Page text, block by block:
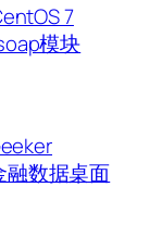
7
模块
数据桌面